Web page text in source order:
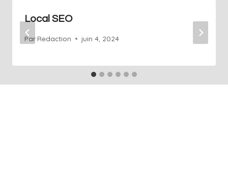
Local SEO
Par Redaction juin 4, 2024